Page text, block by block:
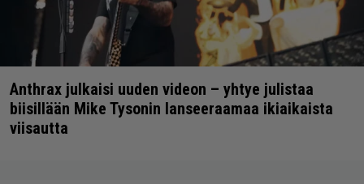
Anthrax julkaisi uuden videon – yhtye julistaa
biisillään Mike Tysonin lanseeraamaa ikiaikaista
viisautta